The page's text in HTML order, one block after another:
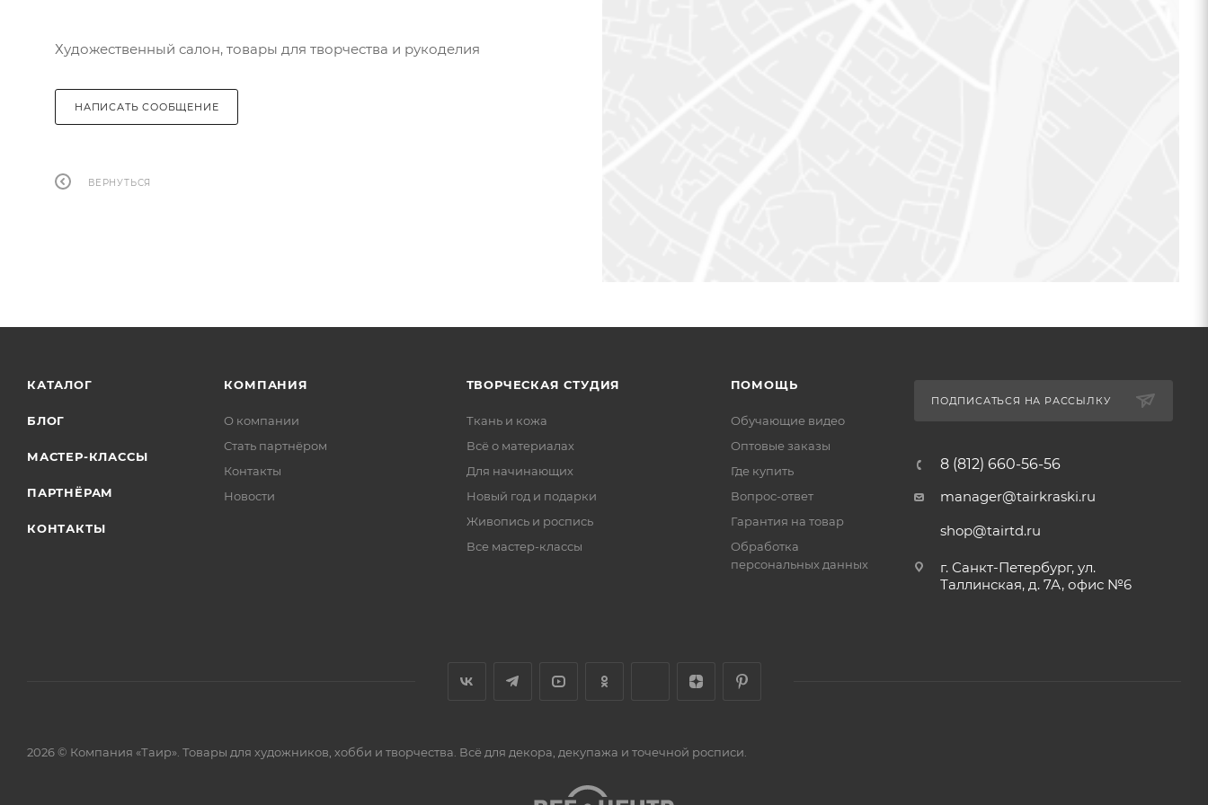
Художественный салон, товары для творчества и рукоделия
НАПИСАТЬ СООБЩЕНИЕ
ВЕРНУТЬСЯ
КАТАЛОГ
БЛОГ
МАСТЕР-КЛАССЫ
ПАРТНЁРАМ
КОНТАКТЫ
КОМПАНИЯ
О компании
Стать партнёром
Контакты
Новости
ТВОРЧЕСКАЯ СТУДИЯ
Ткань и кожа
Всё о материалах
Для начинающих
Новый год и подарки
Живопись и роспись
Все мастер-классы
ПОМОЩЬ
Обучающие видео
Оптовые заказы
Где купить
Вопрос-ответ
Гарантия на товар
Обработка
персональных данных
ПОДПИСАТЬСЯ НА РАССЫЛКУ
8 (812) 660-56-56
manager@tairkraski.ru
shop@tairtd.ru
г. Санкт-Петербург, ул.
Таллинская, д. 7А, офис №6
2026 © Компания «Таир». Товары для художников, хобби и творчества. Всё для декора, декупажа и точечной росписи.